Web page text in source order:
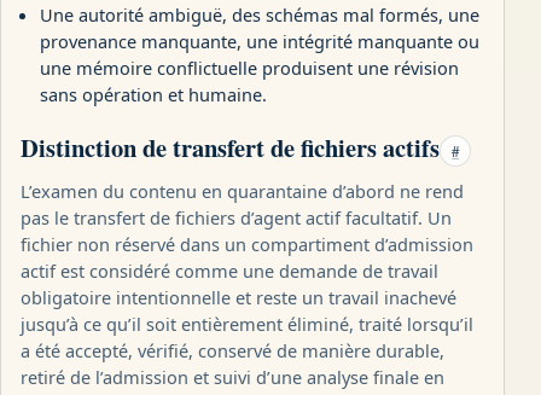
Une autorité ambiguë, des schémas mal formés, une
provenance manquante, une intégrité manquante ou
une mémoire conflictuelle produisent une révision
sans opération et humaine.
Distinction de transfert de fichiers actifs #
L’examen du contenu en quarantaine d’abord ne rend
pas le transfert de fichiers d’agent actif facultatif. Un
fichier non réservé dans un compartiment d’admission
actif est considéré comme une demande de travail
obligatoire intentionnelle et reste un travail inachevé
jusqu’à ce qu’il soit entièrement éliminé, traité lorsqu’il
a été accepté, vérifié, conservé de manière durable,
retiré de l’admission et suivi d’une analyse finale en